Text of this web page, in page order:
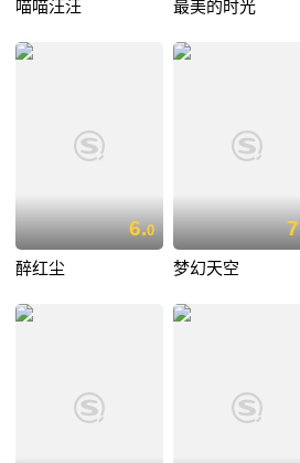
喵喵汪汪 最美的时光
6.0
醉红尘 梦幻天空